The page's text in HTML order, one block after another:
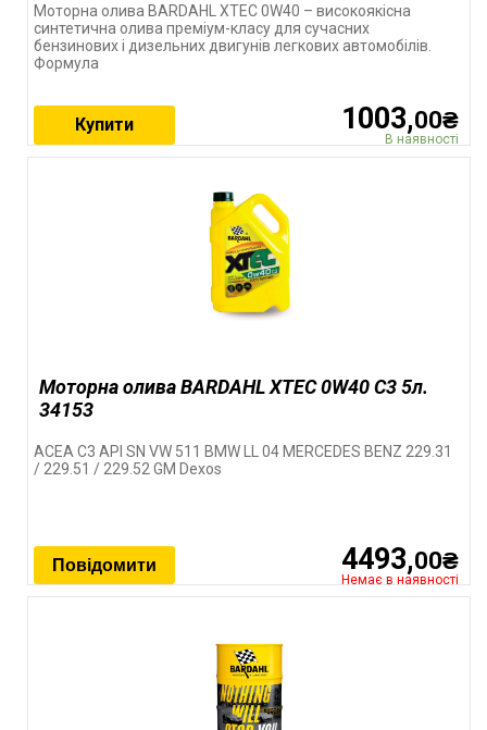
Моторна олива BARDAHL XTEC 0W40 – високоякісна
синтетична олива преміум-класу для сучасних
бензинових і дизельних двигунів легкових автомобілів.
Формула
1003,00₴
В наявності
Купити
Моторна олива BARDAHL XTEC 0W40 C3 5л.
34153
ACEA C3 API SN VW 511 BMW LL 04 MERCEDES BENZ 229.31
/ 229.51 / 229.52 GM Dexos
4493,00₴
Немає в наявності
Повідомити